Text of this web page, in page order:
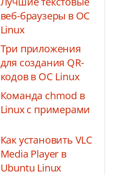
веб-браузеры в ОС
Linux
Три приложения
для создания QR-
кодов в ОС Linux
Команда chmod в
Linux с примерами
Как установить VLC
Media Player в
Ubuntu Linux